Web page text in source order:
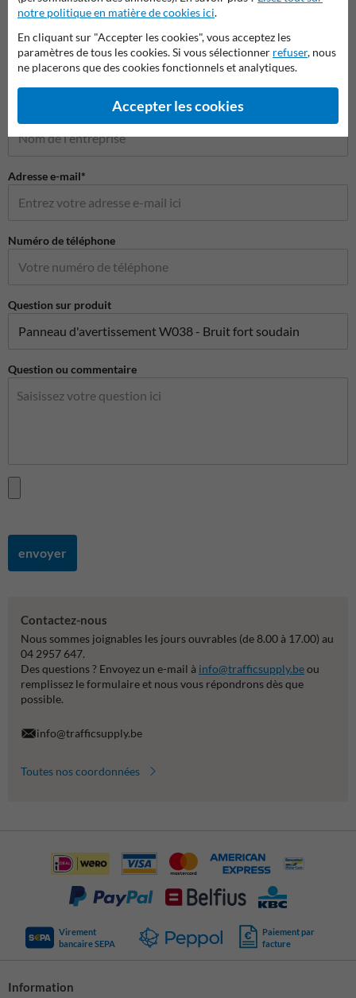
Adresse e-mail*
Numéro de téléphone
Question sur produit
Question ou commentaire
envoyer
Contactez-nous
Nous sommes joignables les jours ouvrables (de 8.00 à 17.00) au
04 2957 647.
Des questions ? Envoyez un e-mail à info@trafficsupply.beou
remplissez le formulaire et nous vous répondrons dès que
possible.
info@trafficsupply.be
Toutes nos coordonnées
Virement
bancaire SEPA
Paiement par
facture
Information
notre politique en matière de cookies ici.
En cliquant sur "Accepter les cookies", vous acceptez les
paramètres de tous les cookies. Si vous sélectionner refuser, nous
ne placerons que des cookies fonctionnels et analytiques.
Accepter les cookies